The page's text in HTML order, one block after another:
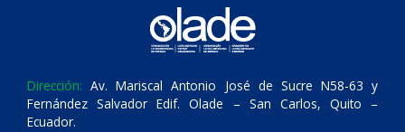
Dirección: Av. Mariscal Antonio José de Sucre N58-63 y
Fernández Salvador Edif. Olade – San Carlos, Quito –
Ecuador.